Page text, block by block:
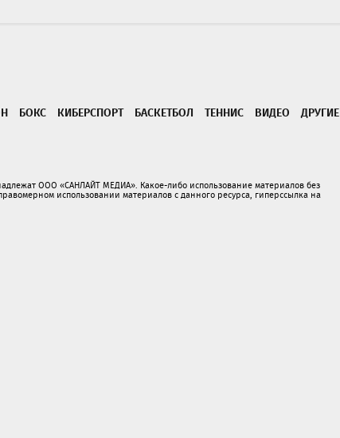
БОКС КИБЕРСПОРТ БАСКЕТБОЛ ТЕННИС ВИДЕО ДРУГИЕ
ООО «САНЛАЙТ МЕДИА». Какое-либо использование материалов без
использовании материалов с данного ресурса, гиперссылка на